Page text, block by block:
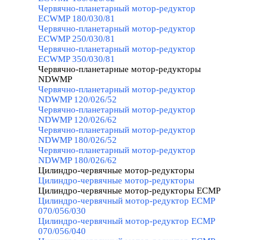
Червячно-планетарный мотор-редуктор
ECWMP 180/030/81
Червячно-планетарный мотор-редуктор
ECWMP 250/030/81
Червячно-планетарный мотор-редуктор
ECWMP 350/030/81
Червячно-планетарные мотор-редукторы
NDWMP
Червячно-планетарный мотор-редуктор
NDWMP 120/026/52
Червячно-планетарный мотор-редуктор
NDWMP 120/026/62
Червячно-планетарный мотор-редуктор
NDWMP 180/026/52
Червячно-планетарный мотор-редуктор
NDWMP 180/026/62
Цилиндро-червячные мотор-редукторы
Цилиндро-червячные мотор-редукторы
Цилиндро-червячные мотор-редукторы ECMP
Цилиндро-червячный мотор-редуктор ECMP
070/056/030
Цилиндро-червячный мотор-редуктор ECMP
070/056/040